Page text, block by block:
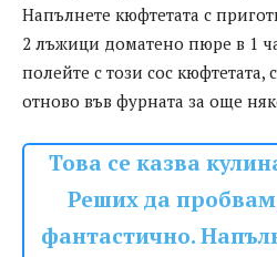
Напълнете кюфтетата с
2 лъжици доматено пюре в 1
полейте с този сос кюфтетата,
отново във фурната за още
Това се казва
Реших да
фантастично.